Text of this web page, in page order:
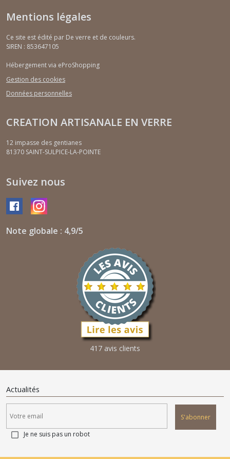
Mentions légales
Ce site est édité par De verre et de couleurs.
SIREN : 853647105
Hébergement via eProShopping
Gestion des cookies
Données personnelles
CREATION ARTISANALE EN VERRE
12 impasse des gentianes
81370 SAINT-SULPICE-LA-POINTE
Suivez nous
Note globale : 4,9/5
417 avis clients
Actualités
S'abonner
Je ne suis pas un robot